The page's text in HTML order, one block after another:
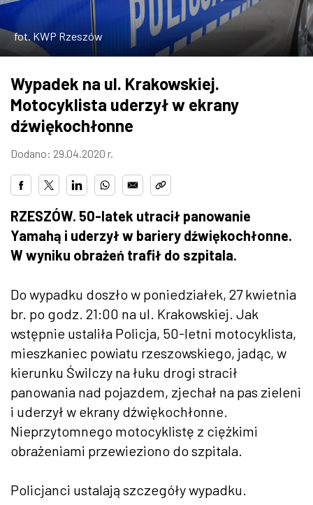
ZDJĘCIA
W RZESZOWIE
fot. KWP Rzeszów
Wypadek na ul. Krakowskiej.
Motocyklista uderzył w ekrany
dźwiękochłonne
Dodano: 29.04.2020 r.
RZESZÓW. 50-latek utracił panowanie
Yamahą i uderzył w bariery dźwiękochłonne.
W wyniku obrażeń trafił do szpitala.
Do wypadku doszło w poniedziałek, 27 kwietnia
br. po godz. 21:00 na ul. Krakowskiej. Jak
wstępnie ustaliła Policja, 50-letni motocyklista,
mieszkaniec powiatu rzeszowskiego, jadąc, w
kierunku Świlczy na łuku drogi stracił
panowania nad pojazdem, zjechał na pas zieleni
i uderzył w ekrany dźwiękochłonne.
Nieprzytomnego motocyklistę z ciężkimi
obrażeniami przewieziono do szpitala.
Policjanci ustalają szczegóły wypadku.